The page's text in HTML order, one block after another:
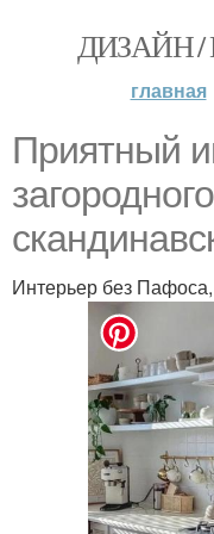
ДИЗАЙН /
главная
Приятный
Интерьер без